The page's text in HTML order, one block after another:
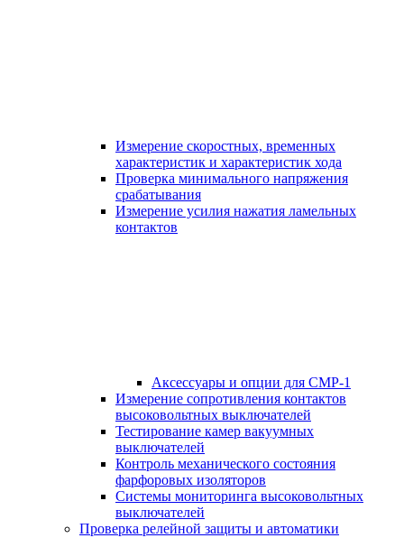
Измерение скоростных, временных
характеристик и характеристик хода
Проверка минимального напряжения
срабатывания
Измерение усилия нажатия ламельных
контактов
Аксессуары и опции для СМР-1
Измерение сопротивления контактов
высоковольтных выключателей
Тестирование камер вакуумных
выключателей
Контроль механического состояния
фарфоровых изоляторов
Системы мониторинга высоковольтных
выключателей
Проверка релейной защиты и автоматики